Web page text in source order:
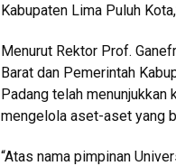
Kabupaten Lima Puluh
Menurut Rektor Prof.
Barat dan Pemerintah
Padang telah menunjukkan
mengelola aset-aset yang
“Atas nama pimpinan